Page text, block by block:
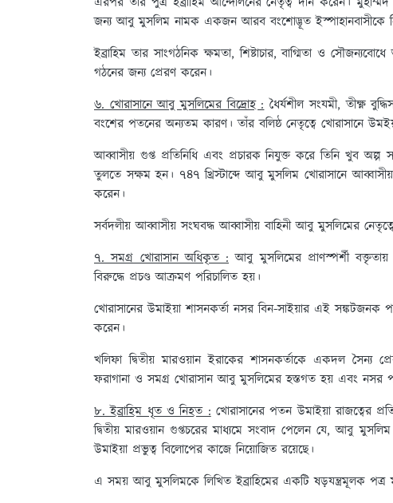
জন্য আবু মুসলিম নামক একজন আরব বংশোদ্ভূত ইস্পাহানবাসীকে
ইব্রাহিম তার সাংগঠনিক ক্ষমতা, শিষ্টাচার, বাগ্মিতা ও
গঠনের জন্য প্রেরণ করেন।
৬. খোরাসানে আবু মুসলিমের বিদ্রোহ :ধৈর্যশীল সংযমী, তীক্ষ্ণ
বংশের পতনের অন্যতম কারণ। তাঁর বলিষ্ঠ নেতৃত্বে খোরাসানে
আব্বাসীয় গুপ্ত প্রতিনিধি এবং প্রচারক নিযুক্ত করে তিনি খুব
তুলতে সক্ষম হন। ৭৪৭ খ্রিস্টাব্দে আবু মুসলিম খোরাসানে
করেন।
সর্বদলীয় আব্বাসীয় সংঘবদ্ধ আব্বাসীয় বাহিনী আবু মুসলিমের
৭. সমগ্র খোরাসান অধিকৃত : আবু মুসলিমের প্রাণস্পর্শী
বিরুদ্ধে প্রচণ্ড আক্রমণ পরিচালিত হয়।
খোরাসানের উমাইয়া শাসনকর্তা নসর বিন-সাইয়ার এই সঙ্কটজনক
করেন।
খলিফা দ্বিতীয় মারওয়ান ইরাকের শাসনকর্তাকে একদল সৈন্য
ফরাগানা ও সমগ্র খোরাসান আবু মুসলিমের হস্তগত হয় এবং নসর
৮. ইব্রাহিম ধৃত ও নিহত :খোরাসানের পতন উমাইয়া রাজত্বের
দ্বিতীয় মারওয়ান গুপ্তচরের মাধ্যমে সংবাদ পেলেন যে, আবু মুসলিম
উমাইয়া প্রভুত্ব বিলোপের কাজে নিয়োজিত রয়েছে।
এ সময় আবু মুসলিমকে লিখিত ইব্রাহিমের একটি ষড়যন্ত্রমূলক পত্র